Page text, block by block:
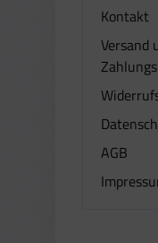
Kontakt
Versand
AGB